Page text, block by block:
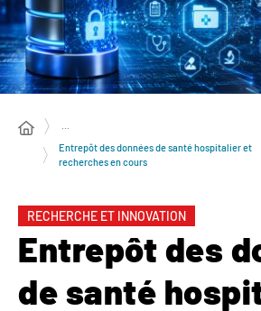
…
Entrepôt des données de santé hospitalier et
recherches en cours
RECHERCHE ET INNOVATION
Entrepôt des
de santé